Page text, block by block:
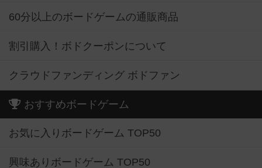
60分以上のボードゲームの通販商品
割引購入！ボドクーポンについて
クラウドファンディング ボドファン
おすすめボードゲーム
お気に入りボードゲーム TOP50
興味ありボードゲーム TOP50